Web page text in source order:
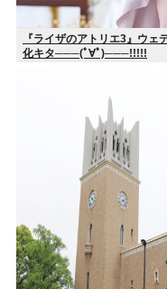
『ライザのアトリエ3』ウ
化キタ───(ﾟ∀ﾟ)───!!!!!